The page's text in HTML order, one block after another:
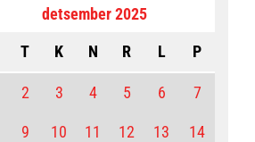
detsember 2025
T K N R L P
2 3 4 5 6 7
9 10 11 12 13 14